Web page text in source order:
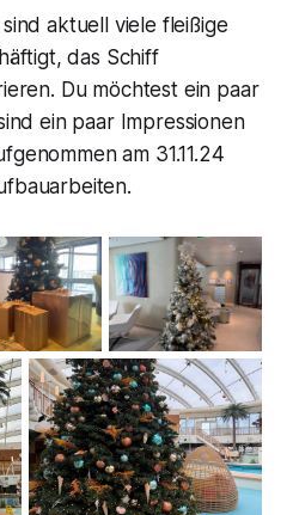
aktuell viele fleißige
das Schiff
Du möchtest ein paar
ein paar Impressionen
am 31.11.24